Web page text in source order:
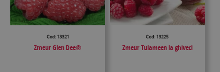
Cod: 13321
Zmeur Glen Dee®
Cod: 13225
Zmeur Tulameen la ghiveci